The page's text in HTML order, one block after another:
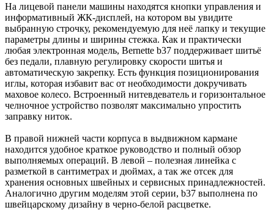
На лицевой панели машины находятся кнопки управления и
информативный ЖК-дисплей, на котором вы увидите
выбранную строчку, рекомендуемую для неё лапку и текущие
параметры длины и ширины стежка. Как и практически
любая электронная модель, Bernette b37 поддерживает шитьё
без педали, плавную регулировку скорости шитья и
автоматическую закрепку. Есть функция позиционирования
иглы, которая избавит вас от необходимости докручивать
маховое колесо. Встроенный нитевдеватель и горизонтальное
челночное устройство позволят максимально упростить
заправку ниток.
В правой нижней части корпуса в выдвижном кармане
находится удобное краткое руководство и полный обзор
выполняемых операций. В левой – полезная линейка с
разметкой в сантиметрах и дюймах, а так же отсек для
хранения основных швейных и сервисных принадлежностей.
Аналогично другим моделям этой серии, b37 выполнена по
швейцарскому дизайну в черно-белой расцветке.